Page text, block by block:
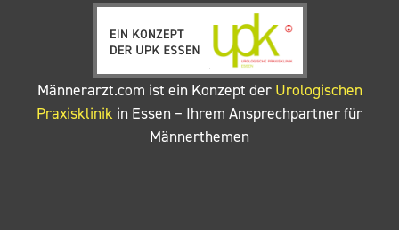
Männerarzt.com ist ein Konzept der Urologischen
Praxisklinik in Essen – Ihrem Ansprechpartner für
Männerthemen